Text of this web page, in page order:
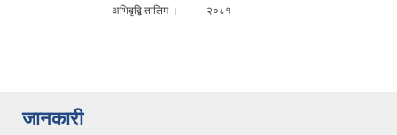
अभिबृद्बि तालिम ।
२०८१
जानकारी